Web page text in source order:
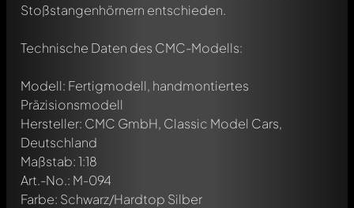
Stoßstangenhörnern entschieden.
Technische Daten des CMC-Modells:
Modell: Fertigmodell, handmontiertes
Präzisionsmodell
Hersteller: CMC GmbH, Classic Model Cars,
Deutschland
Maßstab: 1:18
Art.-No.: M-094
Farbe: Schwarz/Hardtop Silber